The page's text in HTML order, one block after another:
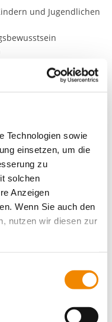
Technologien sowie
einsetzen, um die
zu
solchen
Anzeigen
Wenn Sie auch den
nutzen wir diesen zur
und
von anderen
auch, wenn Sie
und Jugendlichen
fwd-bbnound sende
unseren
Bewerbung!